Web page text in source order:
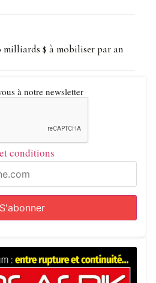
milliards $ à mobiliser par an
à notre newsletter
conditions